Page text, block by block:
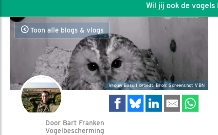
Wil jij ook de vogels
Toon alle blogs & vlogs
Vrouw Bosuil broedt. Bron: Screenshot VBN
Door Bart Franken
Vogelbescherming